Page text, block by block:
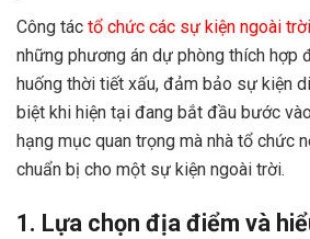
Công tác tổ chức các sự kiện ngoài trời
những phương án dự phòng thích hợp
huống thời tiết xấu, đảm bảo sự kiện
biệt khi hiện tại đang bắt đầu bước
hạng mục quan trọng mà nhà tổ chức
chuẩn bị cho một sự kiện ngoài trời.
1. Lựa chọn địa điểm và